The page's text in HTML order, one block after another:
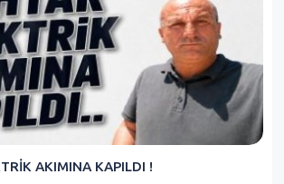
AKIMINA KAPILDI !